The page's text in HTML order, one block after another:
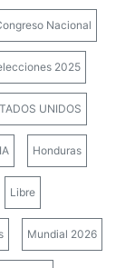
Nacional
2025
UNIDOS
Honduras
Libre
Mundial 2026